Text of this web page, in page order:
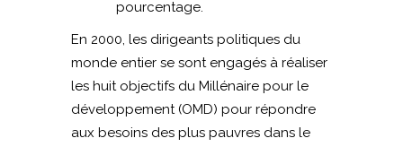
pourcentage.
En 2000, les dirigeants politiques du
monde entier se sont engagés à réaliser
les huit objectifs du Millénaire pour le
développement (OMD) pour répondre
aux besoins des plus pauvres dans le